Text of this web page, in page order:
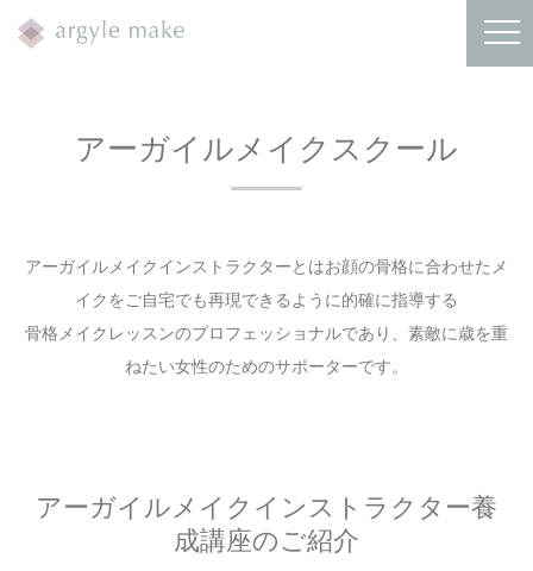
アーガイルメイクスクール
アーガイルメイクインストラクターとはお顔の骨格に合わせたメ
イクをご自宅でも再現できるように的確に指導する
骨格メイクレッスンのプロフェッショナルであり、素敵に歳を重
ねたい女性のためのサポーターです。
アーガイルメイクインストラクター養
成講座のご紹介